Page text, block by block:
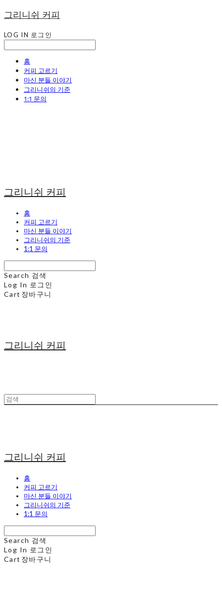
그리니쉬 커피
LOG IN 로그인
홈
커피 고르기
마신 분들 이야기
그리니쉬의 기준
1:1 문의
그리니쉬 커피
홈
커피 고르기
마신 분들 이야기
그리니쉬의 기준
1:1 문의
Search 검색
Log In 로그인
Cart 장바구니
그리니쉬 커피
그리니쉬 커피
홈
커피 고르기
마신 분들 이야기
그리니쉬의 기준
1:1 문의
Search 검색
Log In 로그인
Cart 장바구니